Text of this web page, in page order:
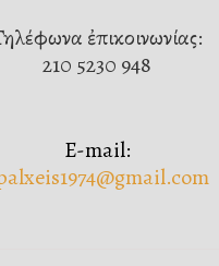
ἐπικοινωνίας:
210 5230 948
E-mail: